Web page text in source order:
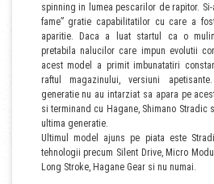
spinning in lumea pescarilor de rapitor.
fame” gratie capabilitatilor cu care a
aparitie. Daca a luat startul ca o
pretabila nalucilor care impun evolutii
acest model a primit imbunatatiri
raftul magazinului, versiuni
generatie nu au intarziat sa apara pe
si terminand cu Hagane, Shimano Stradic
ultima generatie.
Ultimul model ajuns pe piata este
tehnologii precum Silent Drive, Micro
Long Stroke, Hagane Gear si nu numai.